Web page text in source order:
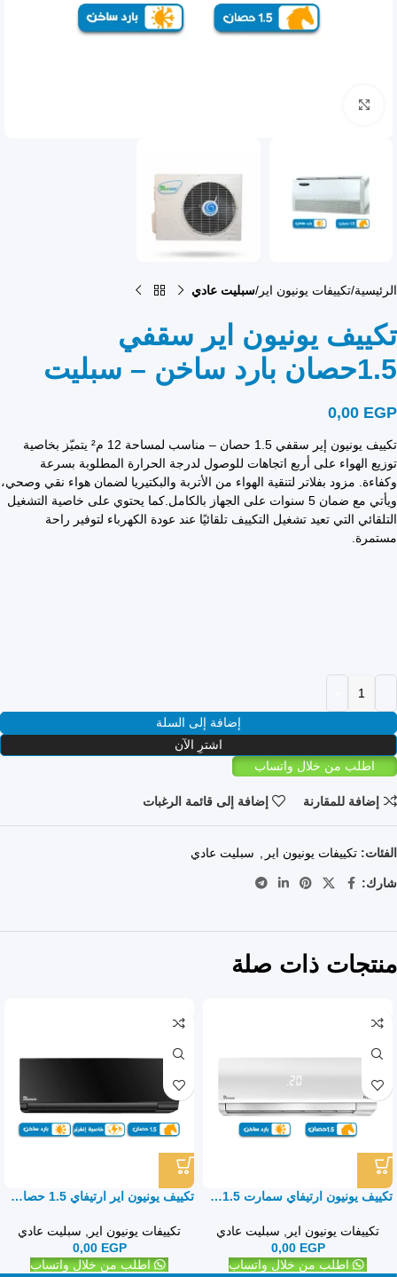
الرئيسية تكييفات يونيون اير سبليت عادي
تكييف يونيون اير سقفي
1.5حصان بارد ساخن – سبليت
0,00 EGP
تكييف يونيون إير سقفي 1.5 حصان – مناسب لمساحة 12 م² يتميّز بخاصية
توزيع الهواء على أربع اتجاهات للوصول لدرجة الحرارة المطلوبة بسرعة
وكفاءة. مزود بفلاتر لتنقية الهواء من الأتربة والبكتيريا لضمان هواء نقي وصحي،
ويأتي مع ضمان 5 سنوات على الجهاز بالكامل.كما يحتوي على خاصية التشغيل
التلقائي التي تعيد تشغيل التكييف تلقائيًا عند عودة الكهرباء لتوفير راحة
مستمرة.
إضافة إلى السلة
اشترِ الآن
اطلب من خلال واتساب
إضافة للمقارنة إضافة إلى قائمة الرغبات
الفئات: تكييفات يونيون اير , سبليت عادي
شارك:
منتجات ذات صلة
تكييف يونيون ارتيفاي سمارت 1.5حصان بارد ساخن – سبليت
تكييفات يونيون اير , سبليت عادي
0,00 EGP
اطلب من خلال واتساب
تكييف يونيون اير ارتيفاي 1.5 حصان بارد ساخن – سبليت
تكييفات يونيون اير , سبليت عادي
0,00 EGP
اطلب من خلال واتساب